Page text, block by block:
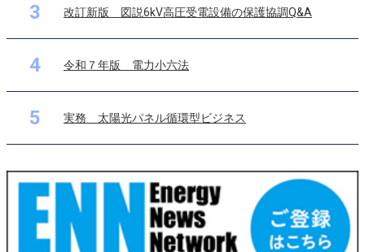
3 改訂新版 図説6kV高圧受電設備の保護協調Q&A
4 令和７年版 電力小六法
5 実務 太陽光パネル循環型ビジネス